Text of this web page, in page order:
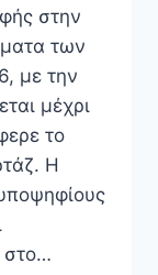
στην
των
με την
μέχρι
το
Η
στο…